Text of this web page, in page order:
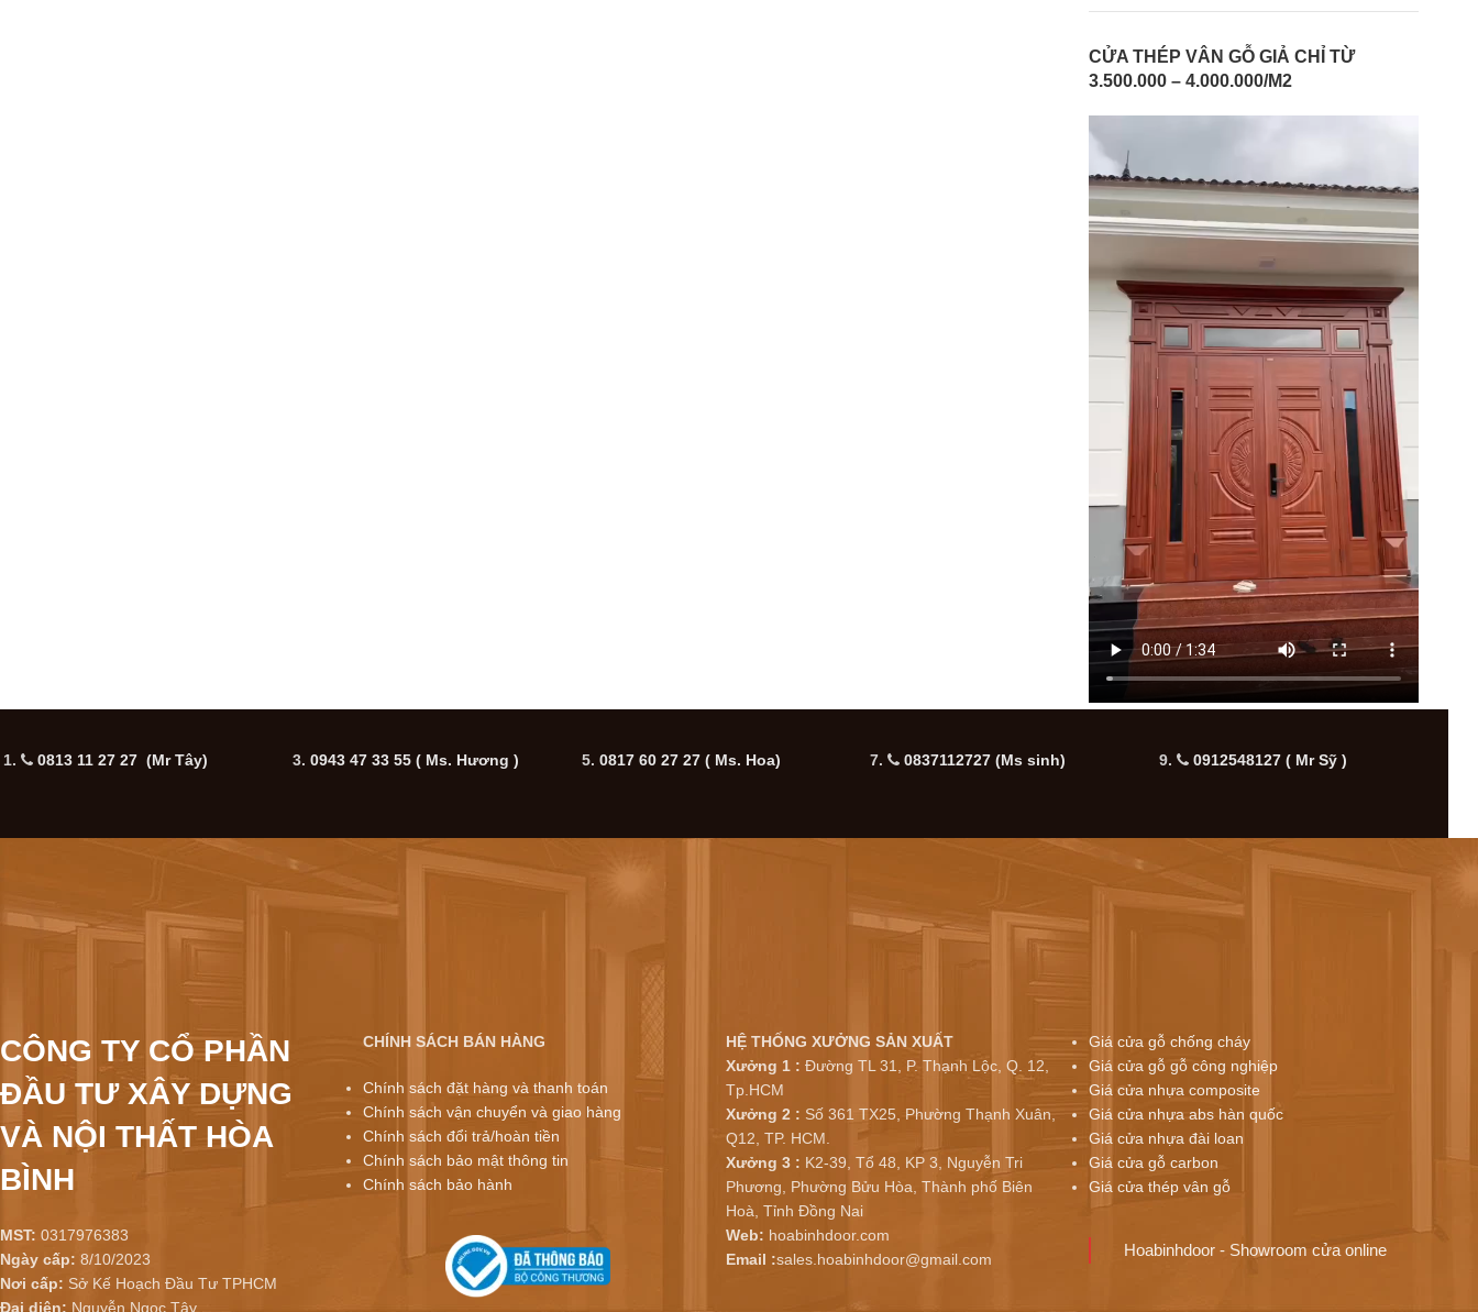
CỬA THÉP VÂN GỖ GIẢ CHỈ TỪ
3.500.000 – 4.000.000/M2
1. 0813 11 27 27 (Mr Tây) 3. 0943 47 33 55( Ms. Hương ) 5. 0817 60 27 27( Ms. Hoa) 7. 0837112727 (Ms sinh) 9. 0912548127 ( Mr Sỹ )
CÔNG TY CỔ PHẦN
ĐẦU TƯ XÂY DỰNG
VÀ NỘI THẤT HÒA
BÌNH
MST: 0317976383
Ngày cấp: 8/10/2023
Nơi cấp: Sở Kế Hoạch Đầu Tư TPHCM
Đại diện: Nguyễn Ngọc Tây
CHÍNH SÁCH BÁN HÀNG
Chính sách đặt hàng và thanh toán
Chính sách vận chuyển và giao hàng
Chính sách đổi trả/hoàn tiền
Chính sách bảo mật thông tin
Chính sách bảo hành
HỆ THỐNG XƯỞNG SẢN XUẤT
Xưởng 1 : Đường TL 31, P. Thạnh Lộc, Q. 12,
Tp.HCM
Xưởng 2 : Số 361 TX25, Phường Thạnh Xuân,
Q12, TP. HCM.
Xưởng 3 : K2-39, Tổ 48, KP 3, Nguyễn Tri
Phương, Phường Bửu Hòa, Thành phố Biên
Hoà, Tỉnh Đồng Nai
Web: hoabinhdoor.com
Email :sales.hoabinhdoor@gmail.com
Giá cửa gỗ chống cháy
Giá cửa gỗ gỗ công nghiệp
Giá cửa nhựa composite
Giá cửa nhựa abs hàn quốc
Giá cửa nhựa đài loan
Giá cửa gỗ carbon
Giá cửa thép vân gỗ
Hoabinhdoor - Showroom cửa online